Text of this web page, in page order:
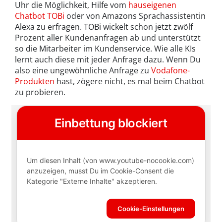
Uhr die Möglichkeit, Hilfe vom hauseigenen
Chatbot TOBi oder von Amazons Sprachassistentin
Alexa zu erfragen. TOBi wickelt schon jetzt zwölf
Prozent aller Kundenanfragen ab und unterstützt
so die Mitarbeiter im Kundenservice. Wie alle KIs
lernt auch diese mit jeder Anfrage dazu. Wenn Du
also eine ungewöhnliche Anfrage zu Vodafone-
Produkten hast, zögere nicht, es mal beim Chatbot
zu probieren.